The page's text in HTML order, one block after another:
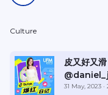
Culture
皮又好又
31 May, 2023